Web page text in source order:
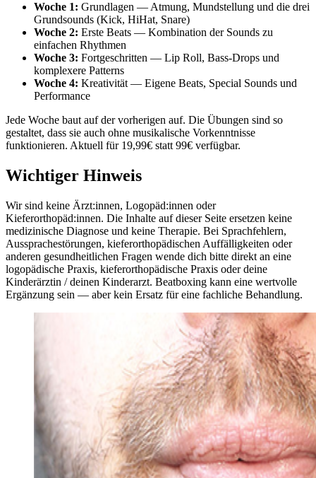
Woche 1: Grundlagen — Atmung, Mundstellung und die drei
Grundsounds (Kick, HiHat, Snare)
Woche 2: Erste Beats — Kombination der Sounds zu
einfachen Rhythmen
Woche 3: Fortgeschritten — Lip Roll, Bass-Drops und
komplexere Patterns
Woche 4: Kreativität — Eigene Beats, Special Sounds und
Performance
Jede Woche baut auf der vorherigen auf. Die Übungen sind so
gestaltet, dass sie auch ohne musikalische Vorkenntnisse
funktionieren. Aktuell für 19,99€ statt 99€ verfügbar.
Wichtiger Hinweis
Wir sind keine Ärzt:innen, Logopäd:innen oder
Kieferorthopäd:innen. Die Inhalte auf dieser Seite ersetzen keine
medizinische Diagnose und keine Therapie. Bei Sprachfehlern,
Aussprachestörungen, kieferorthopädischen Auffälligkeiten oder
anderen gesundheitlichen Fragen wende dich bitte direkt an eine
logopädische Praxis, kieferorthopädische Praxis oder deine
Kinderärztin / deinen Kinderarzt. Beatboxing kann eine wertvolle
Ergänzung sein — aber kein Ersatz für eine fachliche Behandlung.